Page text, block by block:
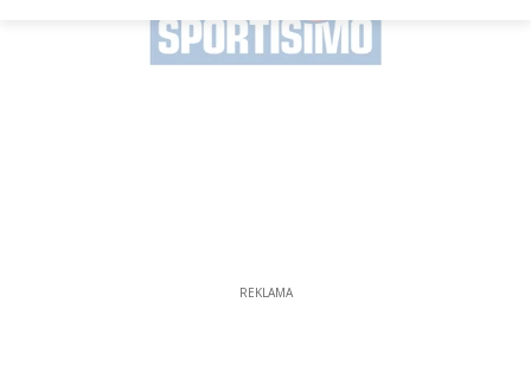
REKLAMA